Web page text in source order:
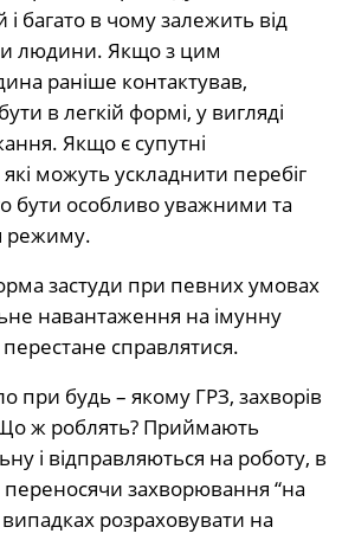
і багато в чому залежить від
людини. Якщо з цим
раніше контактував,
в легкій формі, у вигляді
Якщо є супутні
можуть ускладнити перебіг
бути особливо уважними та
режиму.
застуди при певних умовах
навантаження на імунну
справлятися.
при будь – якому ГРЗ, захворів
ж роблять? Приймають
і відправляються на роботу, в
переносячи захворювання “на
випадках розраховувати на